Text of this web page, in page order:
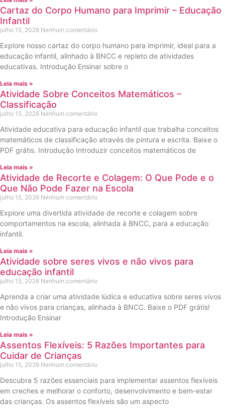
Cartaz do Corpo Humano para Imprimir – Educação
Infantil
julho 15, 2026 Nenhum comentário
Explore nosso cartaz do corpo humano para imprimir, ideal para a
educação infantil, alinhado à BNCC e repleto de atividades
educativas. Introdução Ensinar sobre o
Leia mais »
Atividade Sobre Conceitos Matemáticos –
Classificação
julho 15, 2026 Nenhum comentário
Atividade educativa para educação infantil que trabalha conceitos
matemáticos de classificação através de pintura e escrita. Baixe o
PDF grátis. Introdução Introduzir conceitos matemáticos de
Leia mais »
Atividade de Recorte e Colagem: O Que Pode e o
Que Não Pode Fazer na Escola
julho 15, 2026 Nenhum comentário
Explore uma divertida atividade de recorte e colagem sobre
comportamentos na escola, alinhada à BNCC, para a educação
infantil.
Leia mais »
Atividade sobre seres vivos e não vivos para
educação infantil
julho 15, 2026 Nenhum comentário
Aprenda a criar uma atividade lúdica e educativa sobre seres vivos
e não vivos para crianças, alinhada à BNCC. Baixe o PDF grátis!
Introdução Ensinar
Leia mais »
Assentos Flexíveis: 5 Razões Importantes para
Cuidar de Crianças
julho 15, 2026 Nenhum comentário
Descubra 5 razões essenciais para implementar assentos flexíveis
em creches e melhorar o conforto, desenvolvimento e bem-estar
das crianças. Os assentos flexíveis são um aspecto